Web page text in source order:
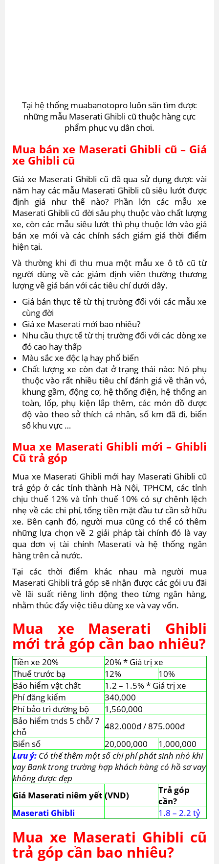
Tại hệ thống muabanotopro luôn săn tìm được
những mẫu Maserati Ghibli cũ thuộc hàng cực
phẩm phục vụ dân chơi.
Mua bán xe Maserati Ghibli cũ – Giá
xe Ghibli cũ
Giá xe Maserati Ghibli cũ đã qua sử dụng được vài
năm hay các mẫu Maserati Ghibli cũ siêu lướt được
định giá như thế nào? Phần lớn các mẫu xe
Maserati Ghibli cũ đời sâu phụ thuộc vào chất lượng
xe, còn các mẫu siêu lướt thì phụ thuộc lớn vào giá
bán xe mới và các chính sách giảm giá thời điểm
hiện tại.
Và thường khi đi thu mua một mẫu xe ô tô cũ từ
người dùng về các giám định viên thường thương
lượng về giá bán với các tiêu chí dưới dây.
Giá bán thực tế từ thị trường đối với các mẫu xe
cùng đời
Giá xe Maserati mới bao nhiêu?
Nhu cầu thực tế từ thị trường đối với các dòng xe
đó cao hay thấp
Màu sắc xe độc lạ hay phổ biến
Chất lượng xe còn đạt ở trạng thái nào: Nó phụ
thuộc vào rất nhiều tiêu chí đánh giá về thân vỏ,
khung gầm, động cơ, hệ thống điện, hệ thống an
toàn, lốp, phụ kiện lắp thêm, các món đồ được
độ vào theo sở thích cá nhân, số km đã đi, biển
số khu vực …
Mua xe Maserati Ghibli mới – Ghibli
Cũ trả góp
Mua xe Maserati Ghibli mới hay Maserati Ghibli cũ
trả góp ở các tỉnh thành Hà Nội, TPHCM, các tỉnh
chịu thuế 12% và tỉnh thuế 10% có sự chênh lệch
nhẹ về các chi phí, tổng tiền mặt đầu tư cần sở hữu
xe. Bên cạnh đó, người mua cũng có thể có thêm
những lựa chọn về 2 giải pháp tài chính đó là vay
qua đơn vị tài chính Maserati và hệ thống ngân
hàng trên cả nước.
Tại các thời điểm khác nhau mà người mua
Maserati Ghibli trả góp sẽ nhận được các gói ưu đãi
về lãi suất riêng linh động theo từng ngân hàng,
nhằm thúc đẩy việc tiêu dùng xe và vay vốn.
Mua xe Maserati Ghibli
mới trả góp cần bao nhiêu?
Tiền xe 20%
20% * Giá trị xe
Thuế trước bạ
12%
10%
Bảo hiểm vật chất
1.2 – 1.5% * Giá trị xe
Phí đăng kiểm
340,000
Phí bảo trì đường bộ
1,560,000
Bảo hiểm tnds 5 chỗ/ 7
chỗ
482.000đ / 875.000đ
Biển số
20,000,000
1,000,000
Lưu ý: Có thể thêm một số chi phí phát sinh nhỏ khi
vay Bank trong trường hợp khách hàng có hồ sơ vay
không được đẹp
Giá Maserati niêm yết (VND)
Trả góp
cần?
Maserati Ghibli
1.8 – 2.2 tỷ
Mua xe Maserati Ghibli cũ
trả góp cần bao nhiêu?